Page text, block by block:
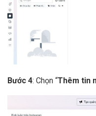
Bước 4: Chọn “Thêm tin